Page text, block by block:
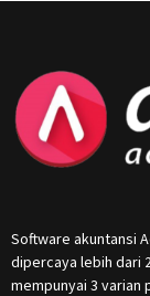
Software akuntansi
dipercaya lebih dari
mempunyai 3 varian